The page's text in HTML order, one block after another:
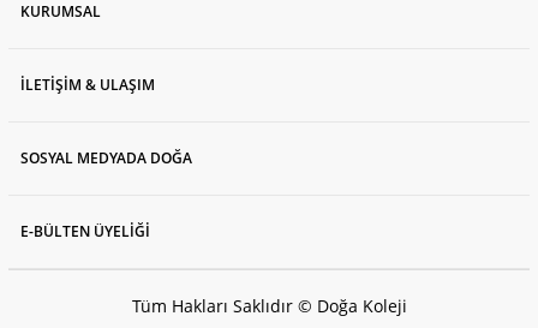
KURUMSAL
İLETİŞİM & ULAŞIM
SOSYAL MEDYADA DOĞA
E-BÜLTEN ÜYELİĞİ
Tüm Hakları Saklıdır © Doğa Koleji